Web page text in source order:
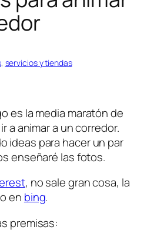
, servicios y tiendas
es la media maratón de
a animar a un corredor.
ideas para hacer un par
enseñaré las fotos.
, no sale gran cosa, la
en bing.
premisas: